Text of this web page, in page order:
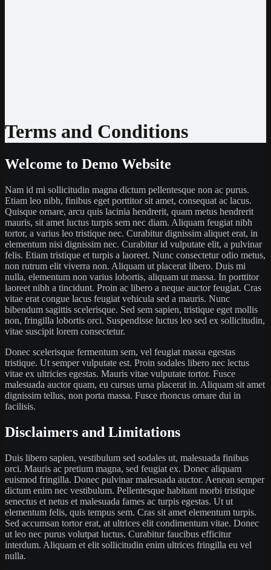
Terms and Conditions
Welcome to Demo Website
Nam id mi sollicitudin magna dictum pellentesque non ac purus.
Etiam leo nibh, finibus eget porttitor sit amet, consequat ac lacus.
Quisque ornare, arcu quis lacinia hendrerit, quam metus hendrerit
mauris, sit amet luctus turpis sem nec diam. Aliquam feugiat nibh
tortor, a varius leo tristique nec. Curabitur dignissim aliquet erat, in
elementum nisi dignissim nec. Curabitur id vulputate elit, a pulvinar
felis. Etiam tristique et turpis a laoreet. Nunc consectetur odio metus,
non rutrum elit viverra non. Aliquam ut placerat libero. Duis mi
nulla, elementum non varius lobortis, aliquam ut massa. In porttitor
laoreet nibh a tincidunt. Proin ac libero a neque auctor feugiat. Cras
vitae erat congue lacus feugiat vehicula sed a mauris. Nunc
bibendum sagittis scelerisque. Sed sem sapien, tristique eget mollis
non, fringilla lobortis orci. Suspendisse luctus leo sed ex sollicitudin,
vitae suscipit lorem consectetur.
Donec scelerisque fermentum sem, vel feugiat massa egestas
tristique. Ut semper vulputate est. Proin sodales libero nec lectus
vitae ex ultricies egestas. Mauris vitae vulputate tortor. Fusce
malesuada auctor quam, eu cursus urna placerat in. Aliquam sit amet
dignissim tellus, non porta massa. Fusce rhoncus ornare dui in
facilisis.
Disclaimers and Limitations
Duis libero sapien, vestibulum sed sodales ut, malesuada finibus
orci. Mauris ac pretium magna, sed feugiat ex. Donec aliquam
euismod fringilla. Donec pulvinar malesuada auctor. Aenean semper
dictum enim nec vestibulum. Pellentesque habitant morbi tristique
senectus et netus et malesuada fames ac turpis egestas. Ut ut
elementum felis, quis tempus sem. Cras sit amet elementum turpis.
Sed accumsan tortor erat, at ultrices elit condimentum vitae. Donec
ut leo nec purus volutpat luctus. Curabitur faucibus efficitur
interdum. Aliquam et elit sollicitudin enim ultrices fringilla eu vel
nulla.